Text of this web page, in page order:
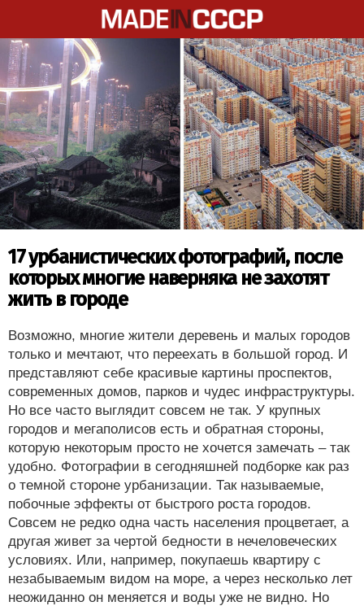
17 урбанистических фотографий, после
которых многие наверняка не захотят
жить в городе
Возможно, многие жители деревень и малых городов
только и мечтают, что переехать в большой город. И
представляют себе красивые картины проспектов,
современных домов, парков и чудес инфраструктуры.
Но все часто выглядит совсем не так. У крупных
городов и мегаполисов есть и обратная стороны,
которую некоторым просто не хочется замечать – так
удобно. Фотографии в сегодняшней подборке как раз
о темной стороне урбанизации. Так называемые,
побочные эффекты от быстрого роста городов.
Совсем не редко одна часть населения процветает, а
другая живет за чертой бедности в нечеловеческих
условиях. Или, например, покупаешь квартиру с
незабываемым видом на море, а через несколько лет
неожиданно он меняется и воды уже не видно. Но